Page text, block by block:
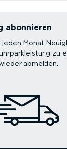
abonnieren
jeden Monat
zu
abmelden.